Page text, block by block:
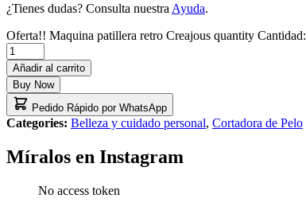
¿Tienes dudas? Consulta nuestra Ayuda.
Oferta!! Maquina patillera retro Creajous quantity Cantidad:
Añadir al carrito
Buy Now
Pedido Rápido por WhatsApp
Categories: Belleza y cuidado personal, Cortadora de Pelo
Míralos en Instagram
No access token